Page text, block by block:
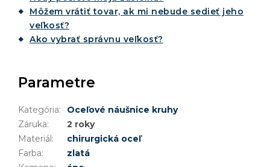
Môžem vrátiť tovar, ak mi nebude sedieť jeho
veľkosť?
Ako vybrať správnu veľkosť?
Parametre
Kategória:
Oceľové náušnice kruhy
Záruka:
2 roky
Materiál :
chirurgická oceľ
Farba:
zlatá